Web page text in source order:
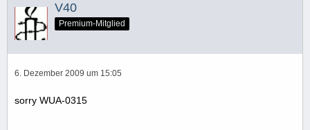
V40
Premium-Mitglied
6. Dezember 2009 um 15:05
sorry WUA-0315